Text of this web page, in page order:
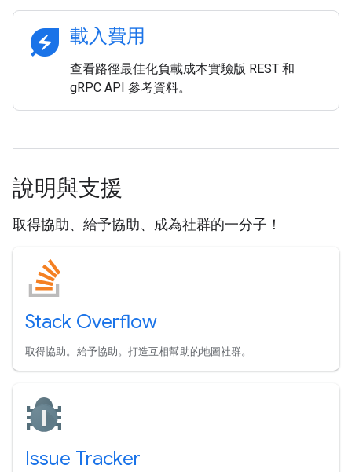
energy_savings_leaf 載入費用
查看路徑最佳化負載成本實驗版 REST 和
gRPC API 參考資料。
說明與支援
取得協助、給予協助、成為社群的一分子！
Stack Overflow
取得協助。給予協助。打造互相幫助的地圖社群。
Issue Tracker